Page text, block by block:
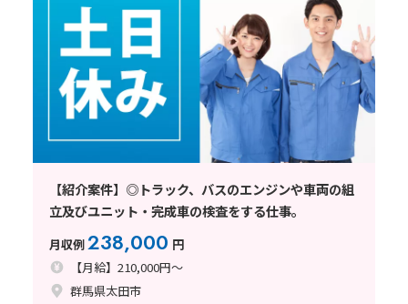
【紹介案件】◎トラック、バスのエンジンや車両の組
立及びユニット・完成車の検査をする仕事。
月収例238,000 円
【月給】210,000円～
群馬県太田市